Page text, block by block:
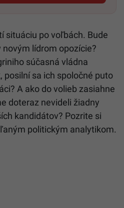
situáciu po voľbách. Bude
novým lídrom opozície?
súčasná vládna
posilní sa ich spoločné puto
A ako do volieb zasiahne
doteraz nevideli žiadny
kandidátov? Pozrite si
politickým analytikom.